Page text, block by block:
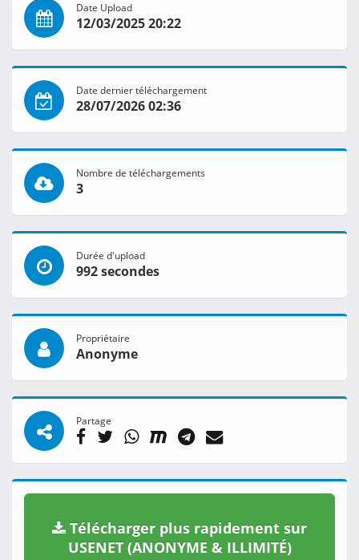
Date Upload
12/03/2025 20:22
Date dernier téléchargement
28/07/2026 02:36
Nombre de téléchargements
3
Durée d'upload
992 secondes
Propriétaire
Anonyme
Partage
Télécharger plus rapidement sur
USENET (ANONYME & ILLIMITÉ)